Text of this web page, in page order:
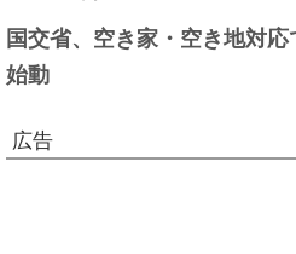
国交省、空き家・空き地対
始動
広告